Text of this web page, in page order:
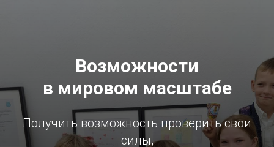
Возможности
в мировом масштабе
Получить возможность проверить свои
силы,